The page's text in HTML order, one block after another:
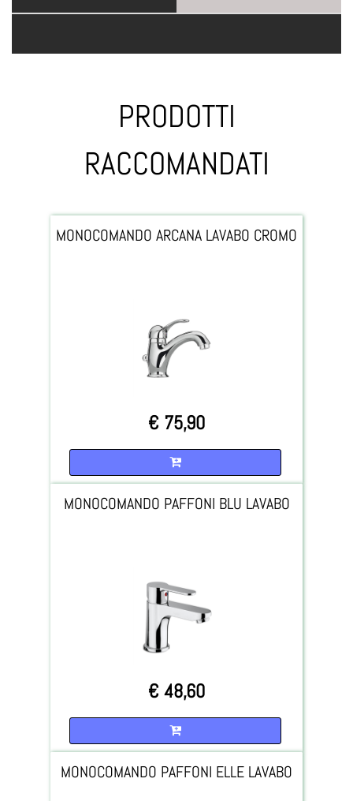
TECNICA
PRODOTTI
RACCOMANDATI
MONOCOMANDO ARCANA LAVABO CROMO
€ 75,90
MONOCOMANDO PAFFONI BLU LAVABO
€ 48,60
MONOCOMANDO PAFFONI ELLE LAVABO